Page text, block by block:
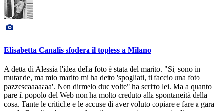
Elisabetta Canalis sfodera il topless a Milano
A detta di Alessia l'idea della foto è stata del marito. "Si, sono in
mutande, ma mio marito mi ha detto 'spogliati, ti faccio una foto
pazzescaaaaaaa'. Non dirmelo due volte" ha scritto lei. Ma a quanto
pare il popolo del Web non ha molto creduto alla spontaneità della
cosa. Tante le critiche e le accuse di aver voluto copiare e fare a gara